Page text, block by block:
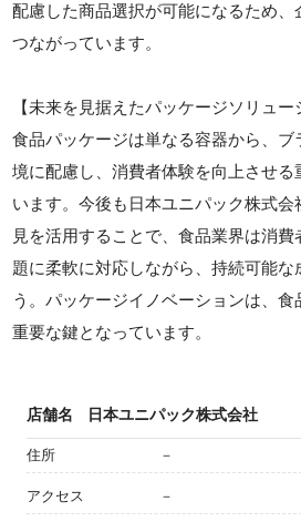
配慮した商品選択が可能になるため、
つながっています。
【未来を見据えたパッケージソリュー
食品パッケージは単なる容器から、
境に配慮し、消費者体験を向上させる
います。今後も日本ユニパック株式
見を活用することで、食品業界は消
題に柔軟に対応しながら、持続可能な
う。パッケージイノベーションは、食
重要な鍵となっています。
店舗名 日本ユニパック株式会社
住所 －
アクセス －